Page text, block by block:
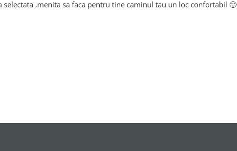
,menita sa faca pentru tine caminul tau un loc confortabil 🙂